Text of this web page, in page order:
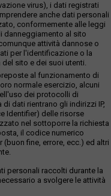
virus), i dati registrati
anche dati personali
conformemente alle leggi
danneggiamento al sito
attività dannose o
per l'identificazione o la
sito e dei suoi utenti.
al funzionamento di
normale esercizio, alcuni
dei protocolli di
dati rientrano gli indirizzi IP,
Identifier) delle risorse
nel sottoporre la richiesta
il codice numerico
fine, errore, ecc.) ed altri
personali raccolti durante la
a svolgere le attività